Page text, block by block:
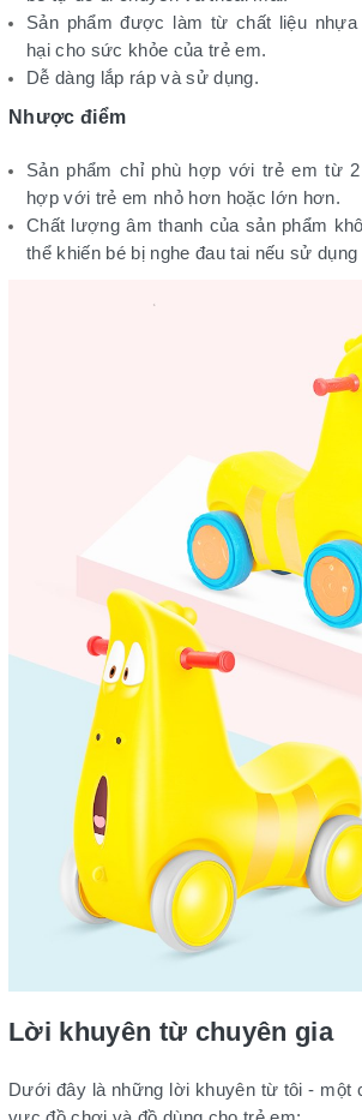
Sản phẩm được làm từ chất liệu nhựa
hại cho sức khỏe của trẻ em.
Dễ dàng lắp ráp và sử dụng.
Nhược điểm
Sản phẩm chỉ phù hợp với trẻ em từ
hợp với trẻ em nhỏ hơn hoặc lớn hơn.
Chất lượng âm thanh của sản phẩm
thể khiến bé bị nghe đau tai nếu sử dụng
Lời khuyên từ chuyên gia
Dưới đây là những lời khuyên từ tôi - một